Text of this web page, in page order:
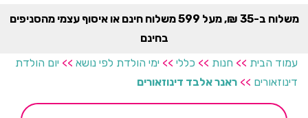
משלוח ב-35 ₪, מעל 599 משלוח חינם או איסוף עצמי מהסניפים
בחינם
עמוד הבית >> חנות >> כללי >> ימי הולדת לפי נושא >> יום הולדת
דינוזאורים >> ראנר אלבד דינוזאורים